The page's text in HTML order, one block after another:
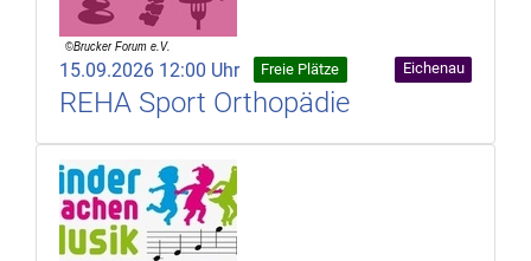
15.09.2026 12:00 Uhr Freie Plätze Eichenau
REHA Sport Orthopädie